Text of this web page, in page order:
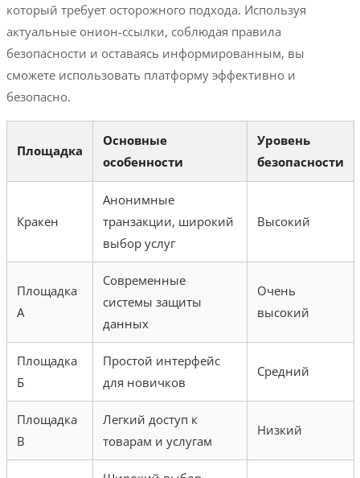
который требует осторожного подхода. Используя
актуальные онион-ссылки, соблюдая правила
безопасности и оставаясь информированным, вы
сможете использовать платформу эффективно и
безопасно.
Площадка
Основные
особенности
Уровень
безопасности
Кракен
Анонимные
транзакции, широкий
выбор услуг
Высокий
Площадка
А
Современные
системы защиты
данных
Очень
высокий
Площадка
Б
Простой интерфейс
для новичков
Средний
Площадка
В
Легкий доступ к
товарам и услугам
Низкий